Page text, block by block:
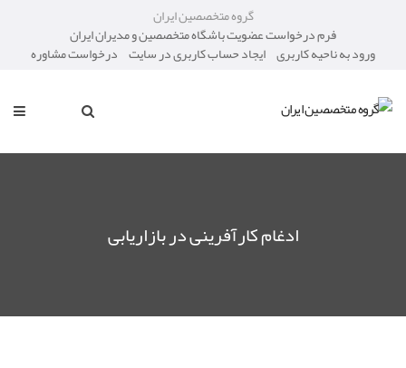
گروه متخصصین ایران
فرم درخواست عضویت باشگاه متخصصین و مدیران ایران
ورود به ناحیه کاربری ایجاد حساب کاربری در سایت درخواست مشاوره
ادغام کارآفرینی در بازاریابی